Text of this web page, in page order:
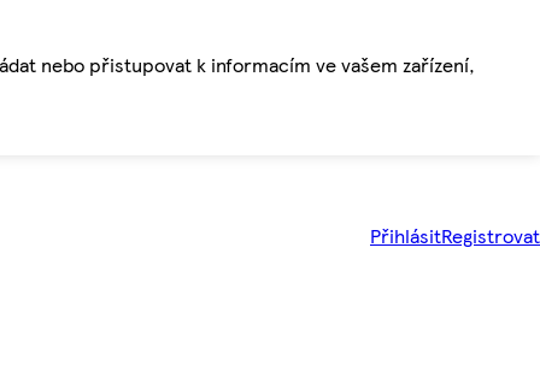
nebo přistupovat k informacím ve vašem zařízení,
PřihlásitRegistrovat